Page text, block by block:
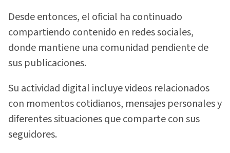
Desde entonces, el oficial ha continuado
compartiendo contenido en redes sociales,
donde mantiene una comunidad pendiente de
sus publicaciones.
Su actividad digital incluye videos relacionados
con momentos cotidianos, mensajes personales y
diferentes situaciones que comparte con sus
seguidores.